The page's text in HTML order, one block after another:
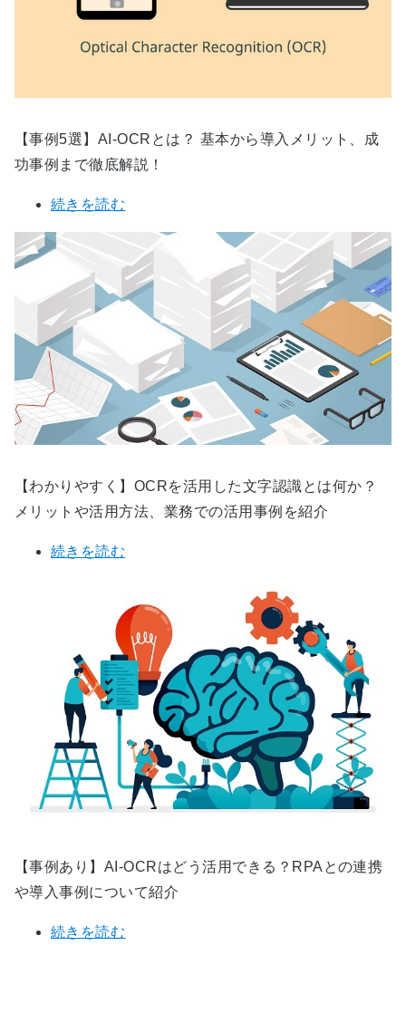
【事例5選】AI-OCRとは？ 基本から導入メリット、成
功事例まで徹底解説！
続きを読む
【わかりやすく】OCRを活用した文字認識とは何か？
メリットや活用方法、業務での活用事例を紹介
続きを読む
【事例あり】AI-OCRはどう活用できる？RPAとの連携
や導入事例について紹介
続きを読む